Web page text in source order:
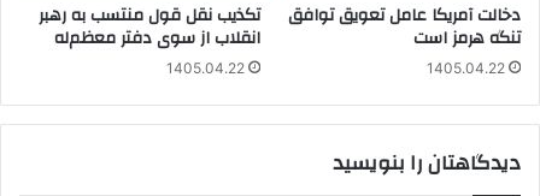
دخالت آمریکا عامل تعویق توافق
تنگه هرمز است
1405.04.22
تکذیب نقل قول منتسب به رهبر
انقلاب از سوی دفتر معظم‌له
1405.04.22
دیدگاهتان را بنویسید